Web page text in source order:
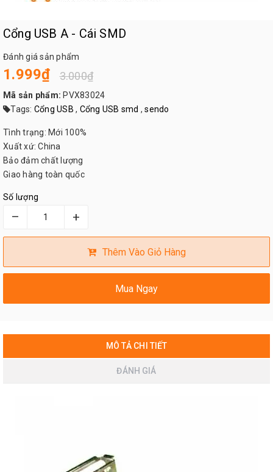
Cổng USB A - Cái SMD
Đánh giá sản phẩm
1.999₫ 3.000₫
Mã sản phẩm: PVX83024
Tags: Cổng USB , Cổng USB smd ,sendo
Tình trạng: Mới 100%
Xuất xứ: China
Bảo đảm chất lượng
Giao hàng toàn quốc
Số lượng
– +
Thêm Vào Giỏ Hàng
Mua Ngay
MÔ TẢ CHI TIẾT
ĐÁNH GIÁ